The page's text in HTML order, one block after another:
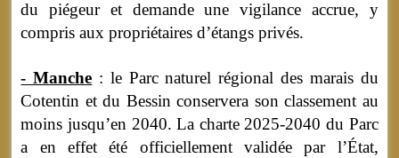
du piégeur et demande une vigilance accrue, y
compris aux propriétaires d’étangs privés.
- Manche : le Parc naturel régional des marais du
Cotentin et du Bessin conservera son classement au
moins jusqu’en 2040. La charte 2025-2040 du Parc
a en effet été officiellement validée par l’État,